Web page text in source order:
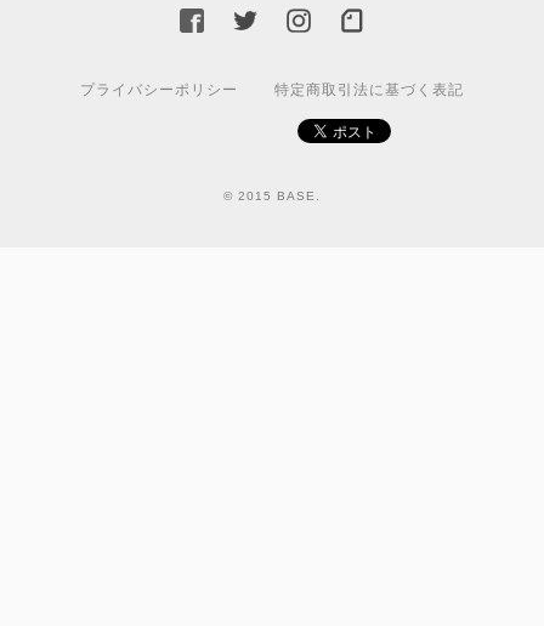
プライバシーポリシー 特定商取引法に基づく表記
© 2015 BASE.